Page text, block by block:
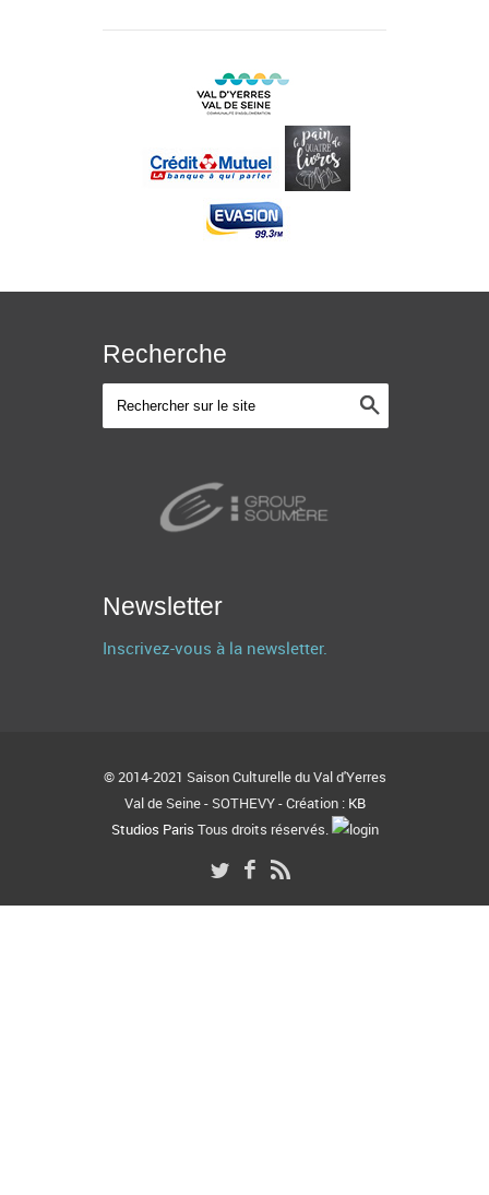
Recherche
Newsletter
Inscrivez-vous à la newsletter.
© 2014-2021 Saison Culturelle du Val d'Yerres
Val de Seine - SOTHEVY - Création : KB
Studios Paris Tous droits réservés.